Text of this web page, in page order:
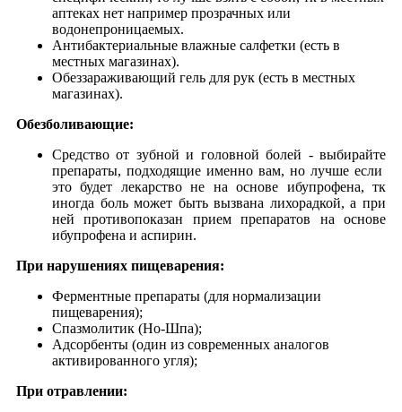
аптеках нет например прозрачных или
водонепроницаемых.
Антибактериальные влажные салфетки (есть в
местных магазинах).
Обеззараживающий гель для рук (есть в местных
магазинах).
Обезболивающие:
Средство от зубной и головной болей - выбирайте
препараты, подходящие именно вам, но лучше если
это будет лекарство не на основе ибупрофена, тк
иногда боль может быть вызвана лихорадкой, а при
ней противопоказан прием препаратов на основе
ибупрофена и аспирин.
При нарушениях пищеварения:
Ферментные препараты (для нормализации
пищеварения);
Спазмолитик (Но-Шпа);
Адсорбенты (один из современных аналогов
активированного угля);
При отравлении: